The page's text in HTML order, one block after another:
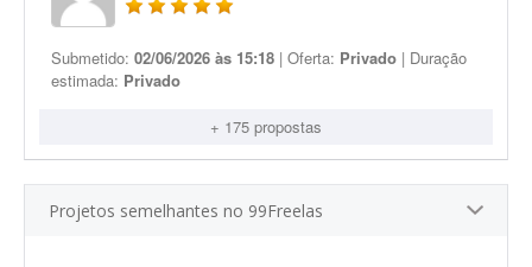
Submetido: 02/06/2026 às 15:18 | Oferta: Privado | Duração
estimada: Privado
+ 175 propostas
Projetos semelhantes no 99Freelas